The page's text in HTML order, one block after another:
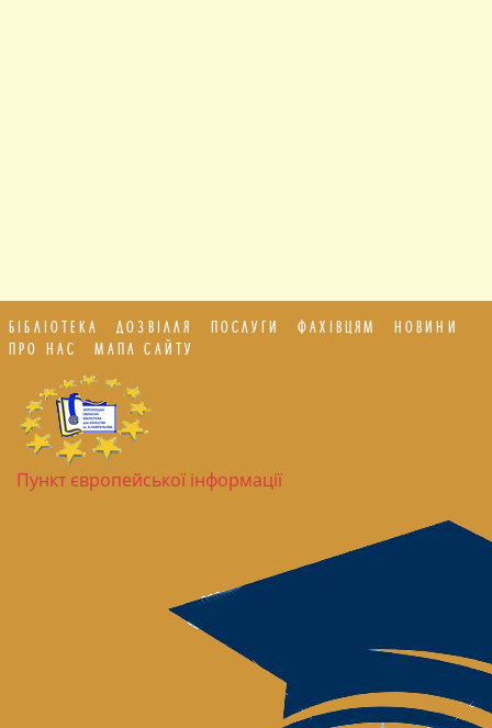
БІБЛІОТЕКА ДОЗВІЛЛЯ ПОСЛУГИ ФАХІВЦЯМ
НОВИНИ
ПРО НАС
МАПА САЙТУ
Пункт європейської інформації